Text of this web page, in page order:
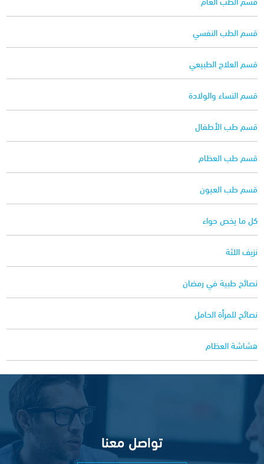
قسم الطب النفسي
قسم العلاج الطبيعي
قسم النساء والولادة
قسم طب الأطفال
قسم طب العظام
قسم طب العيون
كل ما يخص حواء
نزيف اللثة
نصائح طبية في رمضان
نصائح للمرأة الحامل
هشاشة العظام
تواصل معنا